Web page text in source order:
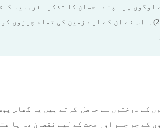
مسلم کے اخلاق
مسلمان کا لباس
لوگوں پر اپنے احسان کا تذکرہ فرمایا
زمین کی تمام چیزوں کو پیدا کیا))۔ (البقرة: 29)۔ اس نے ان کے لیے
کے درختوں سے حاصل کرتے ہیں یا گھاس
کے جو جسم اور صحت کے لیے نقصان دہ یا